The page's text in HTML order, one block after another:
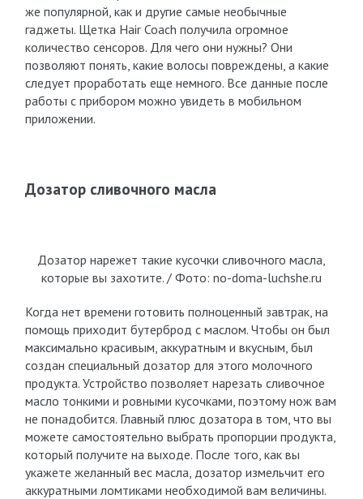
же популярной, как и другие самые необычные
гаджеты. Щетка Hair Coach получила огромное
количество сенсоров. Для чего они нужны? Они
позволяют понять, какие волосы повреждены, а какие
следует проработать еще немного. Все данные после
работы с прибором можно увидеть в мобильном
приложении.
Дозатор сливочного масла
Дозатор нарежет такие кусочки сливочного масла,
которые вы захотите. / Фото: no-doma-luchshe.ru
Когда нет времени готовить полноценный завтрак, на
помощь приходит бутерброд с маслом. Чтобы он был
максимально красивым, аккуратным и вкусным, был
создан специальный дозатор для этого молочного
продукта. Устройство позволяет нарезать сливочное
масло тонкими и ровными кусочками, поэтому нож вам
не понадобится. Главный плюс дозатора в том, что вы
можете самостоятельно выбрать пропорции продукта,
который получите на выходе. После того, как вы
укажете желанный вес масла, дозатор измельчит его
аккуратными ломтиками необходимой вам величины.